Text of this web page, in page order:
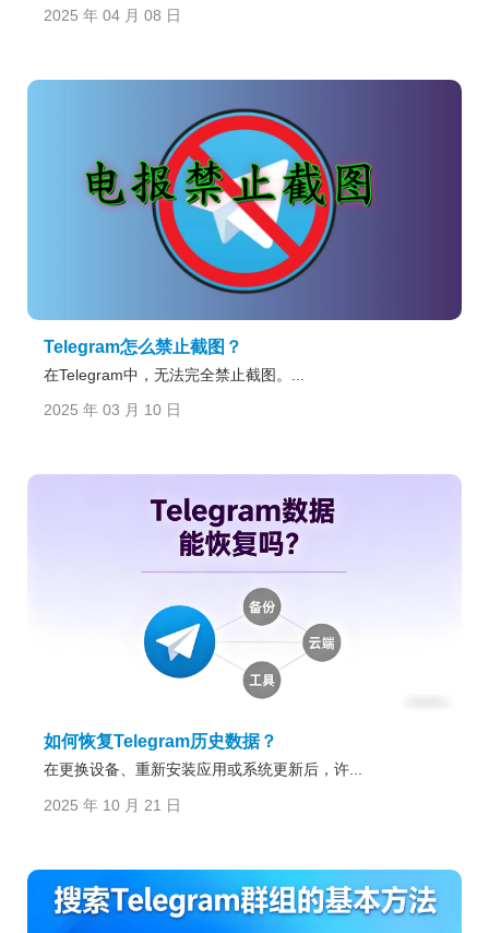
2025 年 04 月 08 日
Telegram怎么禁止截图？
在Telegram中，无法完全禁止截图。...
2025 年 03 月 10 日
如何恢复Telegram历史数据？
在更换设备、重新安装应用或系统更新后，许...
2025 年 10 月 21 日